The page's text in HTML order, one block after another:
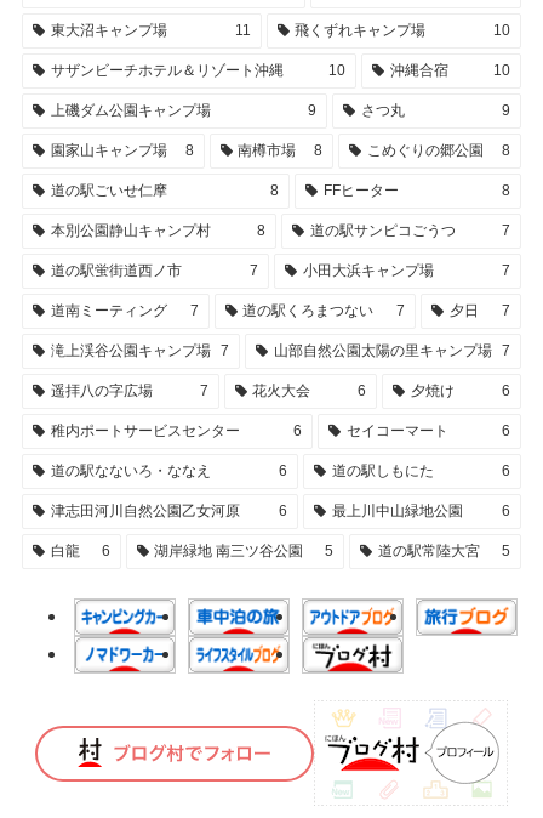
東大沼キャンプ場 11 飛くずれキャンプ場 10
サザンビーチホテル＆リゾート沖縄 10 沖縄合宿 10
上磯ダム公園キャンプ場 9 さつ丸 9
園家山キャンプ場 8 南樽市場 8 こめぐりの郷公園 8
道の駅ごいせ仁摩 8 FFヒーター 8
本別公園静山キャンプ村 8 道の駅サンピコごうつ 7
道の駅蛍街道西ノ市 7 小田大浜キャンプ場 7
道南ミーティング 7 道の駅くろまつない 7 夕日 7
滝上渓谷公園キャンプ場 7 山部自然公園太陽の里キャンプ場 7
遥拝八の字広場 7 花火大会 6 夕焼け 6
稚内ポートサービスセンター 6 セイコーマート 6
道の駅なないろ・ななえ 6 道の駅しもにた 6
津志田河川自然公園乙女河原 6 最上川中山緑地公園 6
白龍 6 湖岸緑地 南三ツ谷公園 5 道の駅常陸大宮 5